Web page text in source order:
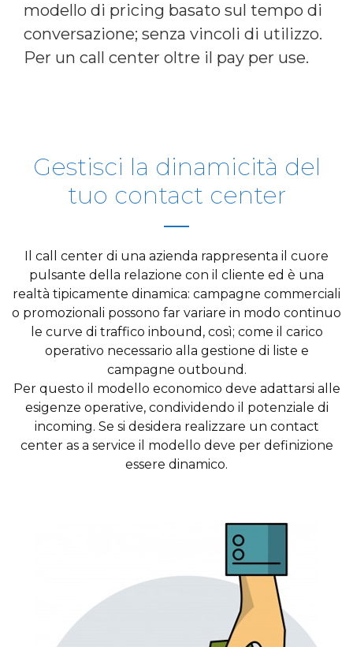
modello di pricing basato sul tempo di
conversazione; senza vincoli di utilizzo.
Per un call center oltre il pay per use.
Gestisci la dinamicità del
tuo contact center
Il call center di una azienda rappresenta il cuore
pulsante della relazione con il cliente ed è una
realtà tipicamente dinamica: campagne commerciali
o promozionali possono far variare in modo continuo
le curve di traffico inbound, così; come il carico
operativo necessario alla gestione di liste e
campagne outbound.
Per questo il modello economico deve adattarsi alle
esigenze operative, condividendo il potenziale di
incoming. Se si desidera realizzare un contact
center as a service il modello deve per definizione
essere dinamico.